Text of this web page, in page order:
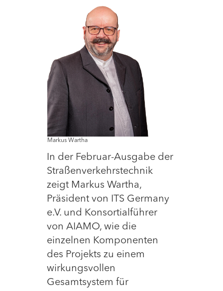
Markus Wartha
In der Februar-Ausgabe der
Straßenverkehrstechnik
zeigt Markus Wartha,
Präsident von ITS Germany
e.V. und Konsortialführer
von AIAMO, wie die
einzelnen Komponenten
des Projekts zu einem
wirkungsvollen
Gesamtsystem für